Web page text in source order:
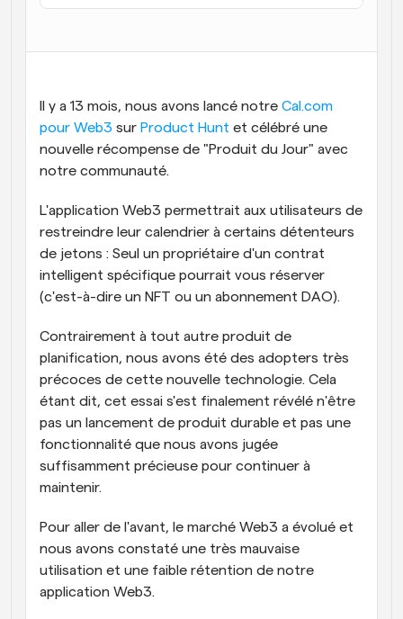
Programmation surpuissante avec des appels
alimentés par l'IA
Restez à jour avec les dernières nouvelles et mises à
jour
Réunions instantanées
Rencontrez des clients en quelques minutes
Liens de groupe dynamique
Réservez facilement des réunions avec plusieurs
personnes
Soyez informé lorsque quelque chose se passe
Il y a 13 mois, nous avons lancé notre Cal.com
pour Web3 sur Product Hunt et célébré une
nouvelle récompense de "Produit du Jour" avec
notre communauté.
L'application Web3 permettrait aux utilisateurs de
restreindre leur calendrier à certains détenteurs
de jetons : Seul un propriétaire d'un contrat
intelligent spécifique pourrait vous réserver
(c'est-à-dire un NFT ou un abonnement DAO).
Contrairement à tout autre produit de
planification, nous avons été des adopters très
précoces de cette nouvelle technologie. Cela
étant dit, cet essai s'est finalement révélé n'être
pas un lancement de produit durable et pas une
fonctionnalité que nous avons jugée
suffisamment précieuse pour continuer à
maintenir.
Pour aller de l'avant, le marché Web3 a évolué et
nous avons constaté une très mauvaise
utilisation et une faible rétention de notre
application Web3.